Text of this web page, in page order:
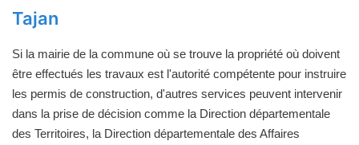
Tajan
Si la mairie de la commune où se trouve la propriété où doivent
être effectués les travaux est l'autorité compétente pour instruire
les permis de construction, d'autres services peuvent intervenir
dans la prise de décision comme la Direction départementale
des Territoires, la Direction départementale des Affaires